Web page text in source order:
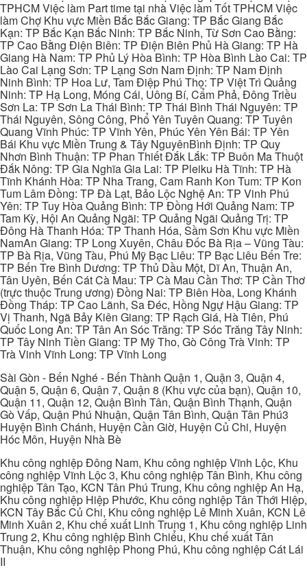
TPHCM Việc làm Part time tại nhà Việc làm Tốt TPHCM Việc
làm Chợ Khu vực Miền Bắc Bắc Giang: TP Bắc Giang Bắc
Kạn: TP Bắc Kạn Bắc Ninh: TP Bắc Ninh, Từ Sơn Cao Bằng:
TP Cao Bằng Điện Biên: TP Điện Biên Phủ Hà Giang: TP Hà
Giang Hà Nam: TP Phủ Lý Hòa Bình: TP Hòa Bình Lào Cai: TP
Lào Cai Lạng Sơn: TP Lạng Sơn Nam Định: TP Nam Định
Ninh Bình: TP Hoa Lư, Tam Điệp Phú Thọ: TP Việt Trì Quảng
Ninh: TP Hạ Long, Móng Cái, Uông Bí, Cẩm Phả, Đông Triều
Sơn La: TP Sơn La Thái Bình: TP Thái Bình Thái Nguyên: TP
Thái Nguyên, Sông Công, Phổ Yên Tuyên Quang: TP Tuyên
Quang Vĩnh Phúc: TP Vĩnh Yên, Phúc Yên Yên Bái: TP Yên
Bái Khu vực Miền Trung & Tây NguyênBình Định: TP Quy
Nhơn Bình Thuận: TP Phan Thiết Đắk Lắk: TP Buôn Ma Thuột
Đắk Nông: TP Gia Nghĩa Gia Lai: TP Pleiku Hà Tĩnh: TP Hà
Tĩnh Khánh Hòa: TP Nha Trang, Cam Ranh Kon Tum: TP Kon
Tum Lâm Đồng: TP Đà Lạt, Bảo Lộc Nghệ An: TP Vinh Phú
Yên: TP Tuy Hòa Quảng Bình: TP Đồng Hới Quảng Nam: TP
Tam Kỳ, Hội An Quảng Ngãi: TP Quảng Ngãi Quảng Trị: TP
Đông Hà Thanh Hóa: TP Thanh Hóa, Sầm Sơn Khu vực Miền
NamAn Giang: TP Long Xuyên, Châu Đốc Bà Rịa – Vũng Tàu:
TP Bà Rịa, Vũng Tàu, Phú Mỹ Bạc Liêu: TP Bạc Liêu Bến Tre:
TP Bến Tre Bình Dương: TP Thủ Dầu Một, Dĩ An, Thuận An,
Tân Uyên, Bến Cát Cà Mau: TP Cà Mau Cần Thơ: TP Cần Thơ
(trực thuộc Trung ương) Đồng Nai: TP Biên Hòa, Long Khánh
Đồng Tháp: TP Cao Lãnh, Sa Đéc, Hồng Ngự Hậu Giang: TP
Vị Thanh, Ngã Bảy Kiên Giang: TP Rạch Giá, Hà Tiên, Phú
Quốc Long An: TP Tân An Sóc Trăng: TP Sóc Trăng Tây Ninh:
TP Tây Ninh Tiền Giang: TP Mỹ Tho, Gò Công Trà Vinh: TP
Trà Vinh Vĩnh Long: TP Vĩnh Long
Sài Gòn - Bến Nghé - Bến Thành Quận 1, Quận 3, Quận 4,
Quận 5, Quận 6, Quận 7, Quận 8 (Khu vực của bạn), Quận 10,
Quận 11, Quận 12, Quận Bình Tân, Quận Bình Thạnh, Quận
Gò Vấp, Quận Phú Nhuận, Quận Tân Bình, Quận Tân Phú3
Huyện Bình Chánh, Huyện Cần Giờ, Huyện Củ Chi, Huyện
Hóc Môn, Huyện Nhà Bè
Khu công nghiệp Đông Nam, Khu công nghiệp Vĩnh Lộc, Khu
công nghiệp Vĩnh Lộc 3, Khu công nghiệp Tân Bình, Khu công
nghiệp Tân Tạo, KCN Tân Phú Trung, Khu công nghiệp An Hạ,
Khu công nghiệp Hiệp Phước, Khu công nghiệp Tân Thới Hiệp,
KCN Tây Bắc Củ Chi, Khu công nghiệp Lê Minh Xuân, KCN Lê
Minh Xuân 2, Khu chế xuất Linh Trung 1, Khu công nghiệp Linh
Trung 2, Khu công nghiệp Bình Chiểu, Khu chế xuất Tân
Thuận, Khu công nghiệp Phong Phú, Khu công nghiệp Cát Lái
II